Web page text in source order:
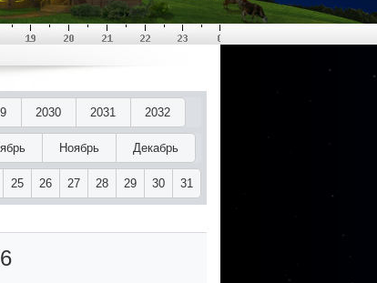
2030 2031 2032
Ноябрь Декабрь
25 26 27 28 29 30 31